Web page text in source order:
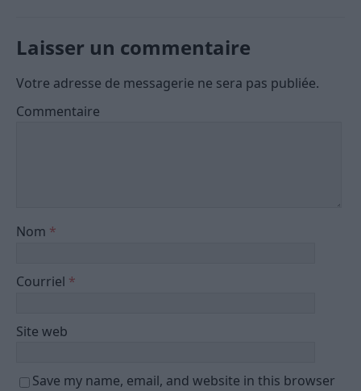
Laisser un commentaire
Votre adresse de messagerie ne sera pas publiée.
Commentaire
Nom *
Courriel *
Site web
Save my name, email, and website in this browser